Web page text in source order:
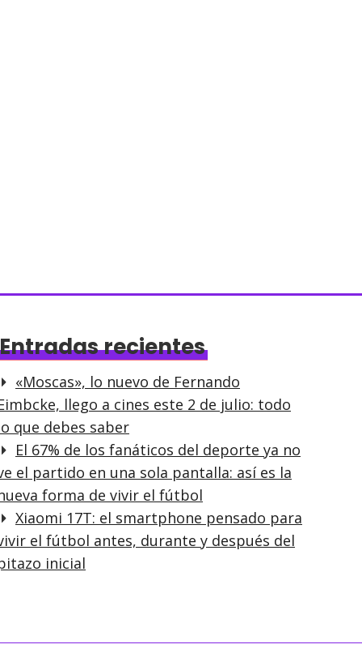
Entradas recientes
«Moscas», lo nuevo de Fernando
llego a cines este 2 de julio: todo
que debes saber
El 67% de los fanáticos del deporte ya no
el partido en una sola pantalla: así es la
forma de vivir el fútbol
Xiaomi 17T: el smartphone pensado para
el fútbol antes, durante y después del
inicial